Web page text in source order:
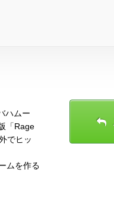
ハムー
「Rage
でヒッ
ムを作る